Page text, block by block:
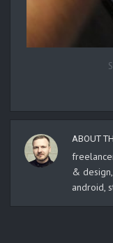
ABOUT
&
android,